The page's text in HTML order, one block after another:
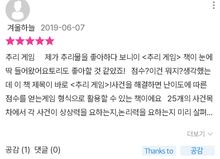
쓰여 있어요.어쨋든 어른에게도 결코 쉽지 않은 문제들이예요.우리
아이는 수상한 이웃이 재밌다고 꼽았어요.리타 부인이 새로 이사온
앞집 이웃을 훔쳐보는데요.이상한 일이 벌어집니다.남편은 텔레비젼
을 보고 있었고, 아내는 책을 읽고 있었어요.그런데 갑자기 남편이 집
안의 불을 모두 껐어요.그런데 아내는 그대로 책을 읽고 있어요.이 점
을 너무 이상하게 본 리타 부인.도대체 무슨 일일까요??여러분도 같
이 맞춰 보세요.전 맞췄답니다. ㅋㅋ그 다음으로 아이가 재밌게 본 것
은 강을 건너라 입니다.논리력을 요하고 난이도가 상이예요.목장 주
인이 강을 건너려는데 강아지와 닭과 옥수수한가마니가 있어요.배가
너무 작아서 사람 한 명과 짐 한개만 실을 수 있어요.짐을 모두 나르려
면 어떻게 해야 할까요? 가 문제인데요.요고요고 생각을 좀 많이 해
겨울하늘 2019-06-07
추리 게임 제가 추리물을 좋아하다 보니이 <추리 게임> 책이 눈에
딱 들어왔어요토리도 좋아할 것 같았죠! ​점수?이건 뭐지?생각했는
데 이 책 제목이 바로 <추리 게임>!사건을 해결하면 난이도에 따른
점수를 얻는게임 형식으로 활용할 수 있는 책이에요 25개의 사건목
차에서 각 사건이 상상력을 요하는지,논리력을 요하는지 미리 살펴볼
고다른 게임 참가자들이 정답을 본 사람에게 질문을 해서정답을 추리
해서 맞히는 방식으로 진행해야 하는 것 같아요전 늘 토리와 둘이서
더보기
공감 (1) 댓글 (0)